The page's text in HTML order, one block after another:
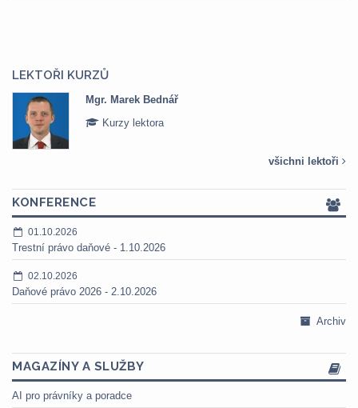
LEKTOŘI KURZŮ
Mgr. Marek Bednář
Kurzy lektora
všichni lektoři
KONFERENCE
01.10.2026
Trestní právo daňové - 1.10.2026
02.10.2026
Daňové právo 2026 - 2.10.2026
Archiv
MAGAZÍNY A SLUŽBY
AI pro právníky a poradce